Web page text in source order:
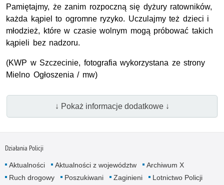
Pamiętajmy, że zanim rozpoczną się dyżury ratowników,
każda kąpiel to ogromne ryzyko. Uczulajmy też dzieci i
młodzież, które w czasie wolnym mogą próbować takich
kąpieli bez nadzoru.
(KWP w Szczecinie, fotografia wykorzystana ze strony
Mielno Ogłoszenia / mw)
↓ Pokaż informacje dodatkowe ↓
Działania Policji
Aktualności Aktualności z województw
Archiwum X
Ruch drogowy
Poszukiwani Zaginieni
Lotnictwo Policji